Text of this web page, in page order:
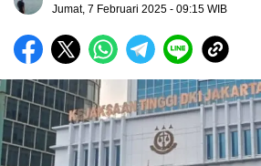
Jumat, 7 Februari 2025 - 09:15 WIB